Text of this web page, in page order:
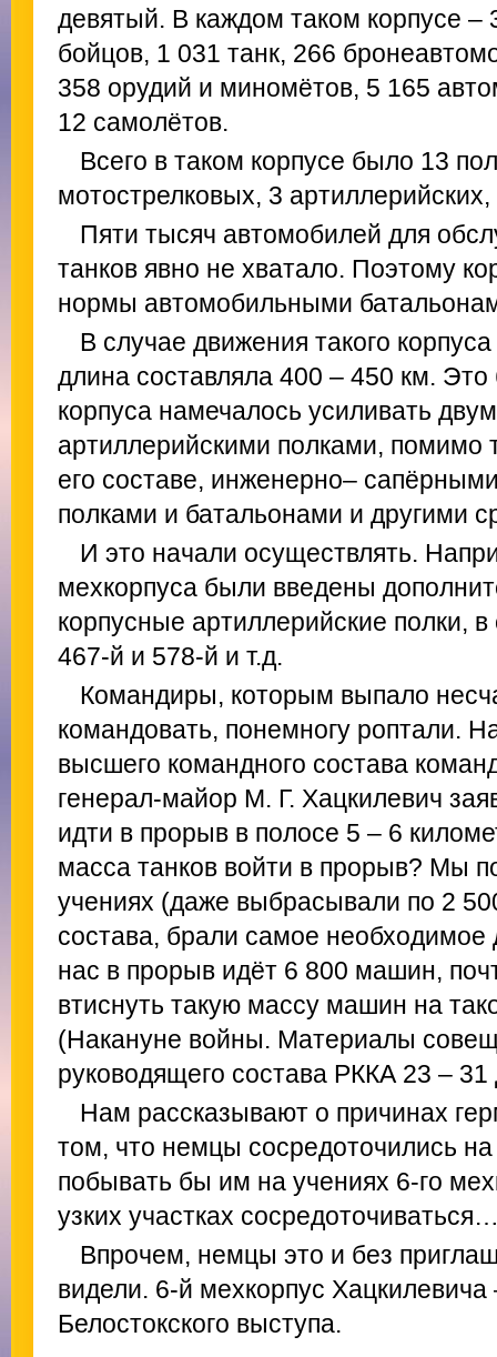
девятый. В каждом таком корпусе –
бойцов, 1 031 танк, 266
358 орудий и миномётов, 5 165
12 самолётов.
Всего в таком корпусе было 13
мотострелковых, 3
Пяти тысяч автомобилей для
танков явно не хватало. Поэтому
нормы автомобильными
В случае движения такого
длина составляла 400 – 450 км.
корпуса намечалось усиливать
артиллерийскими полками, помимо
его составе, инженерно–
полками и батальонами и другими
И это начали осуществлять.
мехкорпуса были введены
корпусные артиллерийские полки,
467-й и 578-й и т.д.
Командиры, которым выпало
командовать, понемногу роптали.
высшего командного состава
генерал-майор М. Г. Хацкилевич
идти в прорыв в полосе 5 – 6
масса танков войти в прорыв? Мы
учениях (даже выбрасывали по 2
состава, брали самое необходимое
нас в прорыв идёт 6 800 машин,
втиснуть такую массу машин на
(Накануне войны. Материалы
руководящего состава РККА 23 –
Нам рассказывают о причинах
том, что немцы сосредоточились на
побывать бы им на учениях 6-го
узких участках
Впрочем, немцы это и без
видели. 6-й мехкорпус
Белостокского выступа.